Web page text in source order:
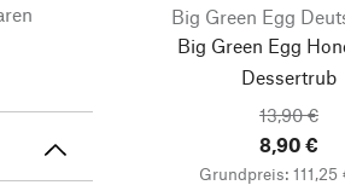
Big Green Egg
Big Green Egg
Dessertrub
13,90 €
8,90 €
Grundpreis: